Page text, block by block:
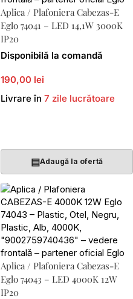
Aplica / Plafoniera Cabezas-E
Eglo 74041 – LED 14,1W 3000K
IP20
Disponibilă la comandă
190,00 lei
Livrare în 7 zile lucrătoare
▤Adaugă la ofertă
Aplica / Plafoniera Cabezas-E
Eglo 74043 – LED 4000K 12W
IP20